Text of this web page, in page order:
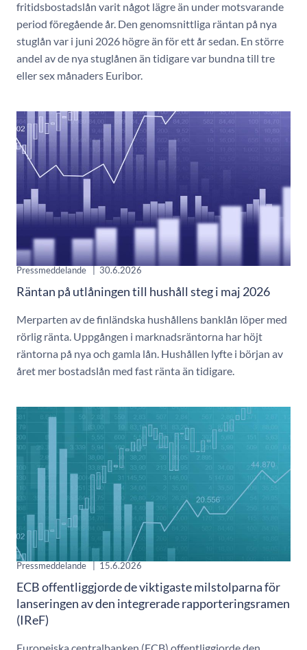
fritidsbostadslån varit något lägre än under motsvarande
period föregående år. Den genomsnittliga räntan på nya
stuglån var i juni 2026 högre än för ett år sedan. En större
andel av de nya stuglånen än tidigare var bundna till tre
eller sex månaders Euribor.
Pressmeddelande 30.6.2026
Räntan på utlåningen till hushåll steg i maj 2026
Merparten av de finländska hushållens banklån löper med
rörlig ränta. Uppgången i marknadsräntorna har höjt
räntorna på nya och gamla lån. Hushållen lyfte i början av
året mer bostadslån med fast ränta än tidigare.
Pressmeddelande 15.6.2026
ECB offentliggjorde de viktigaste milstolparna för
lanseringen av den integrerade rapporteringsramen
(IReF)